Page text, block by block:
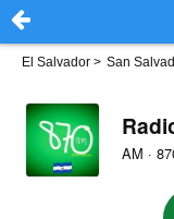
El Salvador > San
AM ·